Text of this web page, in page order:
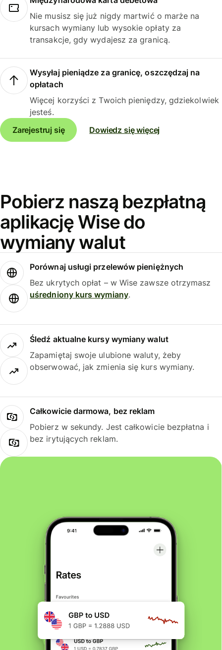
Nie musisz się już nigdy martwić o marże na
kursach wymiany lub wysokie opłaty za
transakcje, gdy wydajesz za granicą.
Wysyłaj pieniądze za granicę, oszczędzaj na
opłatach
Więcej korzyści z Twoich pieniędzy, gdziekolwiek
jesteś.
Zarejestruj się
Dowiedz się więcej
Pobierz naszą bezpłatną
aplikację Wise do
wymiany walut
Porównaj usługi przelewów pieniężnych
Bez ukrytych opłat – w Wise zawsze otrzymasz
uśredniony kurs wymiany.
Śledź aktualne kursy wymiany walut
Zapamiętaj swoje ulubione waluty, żeby
obserwować, jak zmienia się kurs wymiany.
Całkowicie darmowa, bez reklam
Pobierz w sekundy. Jest całkowicie bezpłatna i
bez irytujących reklam.